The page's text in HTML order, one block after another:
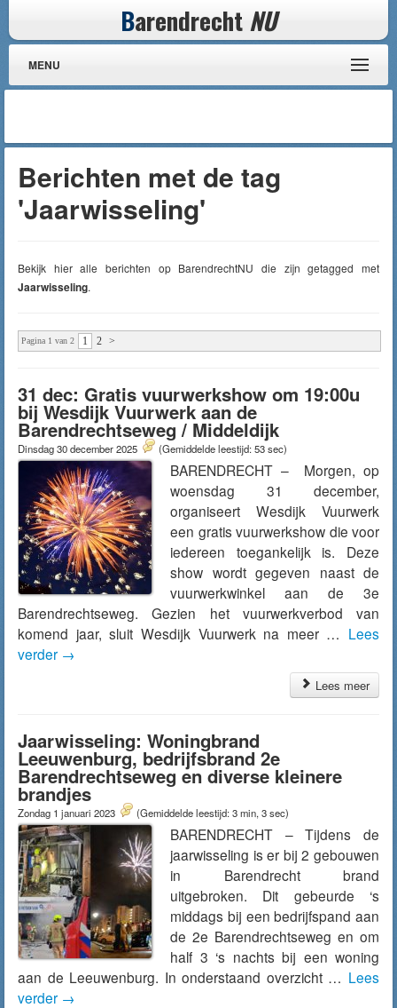
Barendrecht NU
MENU
Berichten met de tag
'Jaarwisseling'
Bekijk hier alle berichten op BarendrechtNU die zijn getagged met
Jaarwisseling.
Pagina 1 van 2 1 2 >
31 dec: Gratis vuurwerkshow om 19:00u
bij Wesdijk Vuurwerk aan de
Barendrechtseweg / Middeldijk
Dinsdag 30 december 2025 (Gemiddelde leestijd: 53 sec)
BARENDRECHT – Morgen, op
woensdag 31 december,
organiseert Wesdijk Vuurwerk
een gratis vuurwerkshow die voor
iedereen toegankelijk is. Deze
show wordt gegeven naast de
vuurwerkwinkel aan de 3e
Barendrechtseweg. Gezien het vuurwerkverbod van
komend jaar, sluit Wesdijk Vuurwerk na meer … Lees
verder →
Lees meer
Jaarwisseling: Woningbrand
Leeuwenburg, bedrijfsbrand 2e
Barendrechtseweg en diverse kleinere
brandjes
Zondag 1 januari 2023 (Gemiddelde leestijd: 3 min, 3 sec)
BARENDRECHT – Tijdens de
jaarwisseling is er bij 2 gebouwen
in Barendrecht brand
uitgebroken. Dit gebeurde ‘s
middags bij een bedrijfspand aan
de 2e Barendrechtseweg en om
half 3 ‘s nachts bij een woning
aan de Leeuwenburg. In onderstaand overzicht … Lees
verder →